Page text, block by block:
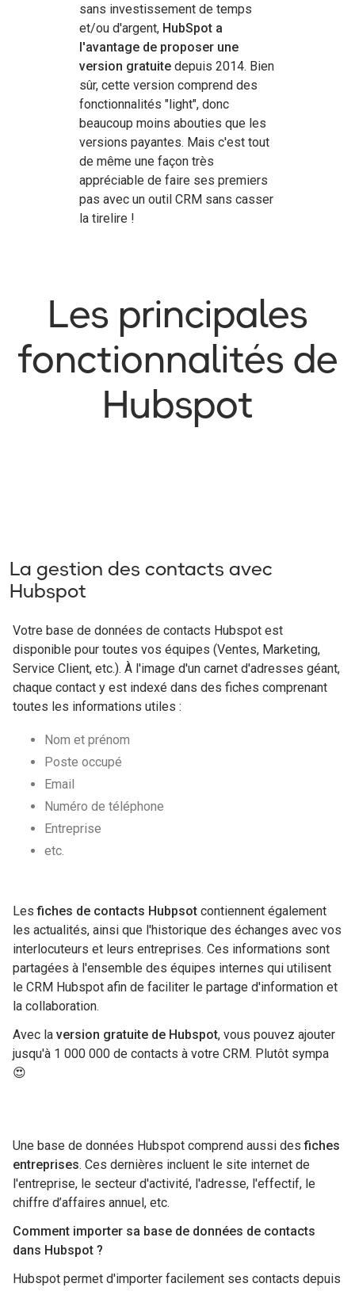
sans investissement de temps
et/ou d'argent, HubSpot a
l'avantage de proposer une
version gratuite depuis 2014. Bien
sûr, cette version comprend des
fonctionnalités "light", donc
beaucoup moins abouties que les
versions payantes. Mais c'est tout
de même une façon très
appréciable de faire ses premiers
pas avec un outil CRM sans casser
la tirelire !
Les principales
fonctionnalités de
Hubspot
La gestion des contacts avec
Hubspot
Votre base de données de contacts Hubspot est
disponible pour toutes vos équipes (Ventes, Marketing,
Service Client, etc.). À l'image d'un carnet d'adresses géant,
chaque contact y est indexé dans des fiches comprenant
toutes les informations utiles :
Nom et prénom
Poste occupé
Email
Numéro de téléphone
Entreprise
etc.
Lesfiches de contacts Hubpsot contiennent également
les actualités, ainsi que l'historique des échanges avec vos
interlocuteurs et leurs entreprises. Ces informations sont
partagées à l'ensemble des équipes internes qui utilisent
le CRM Hubspot afin de faciliter le partage d'information et
la collaboration.
Avec la version gratuite de Hubspot, vous pouvez ajouter
jusqu'à 1 000 000 de contacts à votre CRM. Plutôt sympa
😍
Une base de données Hubspot comprend aussi desfiches
entreprises. Ces dernières incluent le site internet de
l'entreprise, le secteur d'activité, l'adresse, l'effectif, le
chiffre d’affaires annuel, etc.
Comment importer sa base de données de contacts
dans Hubspot ?
Hubspot permet d'importer facilement ses contacts depuis